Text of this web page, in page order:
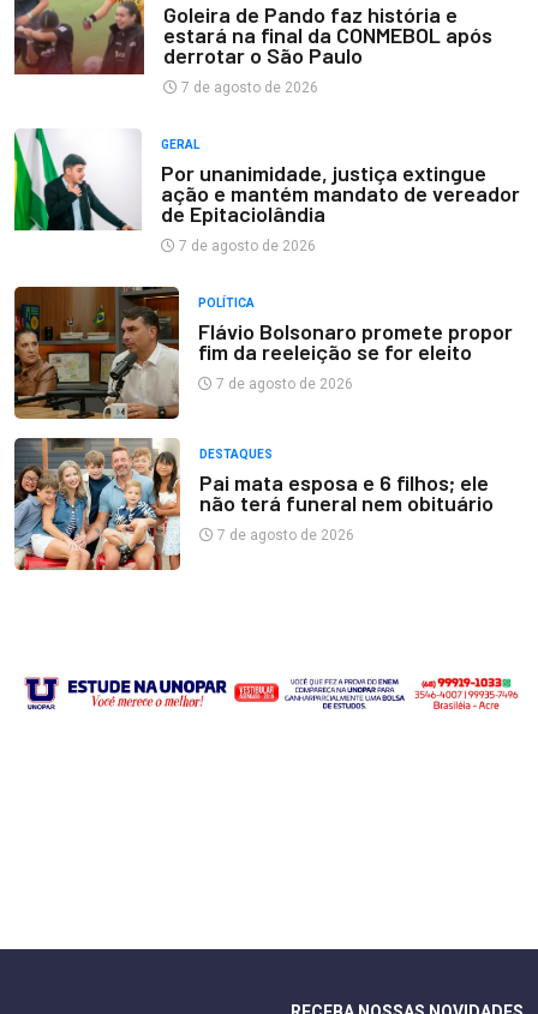
Goleira de Pando faz história e
estará na final da CONMEBOL após
derrotar o São Paulo
7 de agosto de 2026
GERAL
Por unanimidade, justiça extingue
ação e mantém mandato de vereador
de Epitaciolândia
7 de agosto de 2026
POLÍTICA
Flávio Bolsonaro promete propor
fim da reeleição se for eleito
7 de agosto de 2026
DESTAQUES
Pai mata esposa e 6 filhos; ele
não terá funeral nem obituário
7 de agosto de 2026